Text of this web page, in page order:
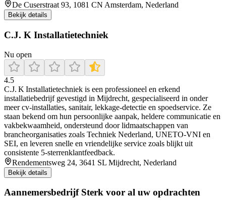
De Cuserstraat 93, 1081 CN Amsterdam, Nederland
Bekijk details
C.J. K Installatietechniek
Nu open
4.5
C.J. K Installatietechniek is een professioneel en erkend
installatiebedrijf gevestigd in Mijdrecht, gespecialiseerd in onder
meer cv‑installaties, sanitair, lekkage‑detectie en spoedservice. Ze
staan bekend om hun persoonlijke aanpak, heldere communicatie en
vakbekwaamheid, ondersteund door lidmaatschappen van
brancheorganisaties zoals Techniek Nederland, UNETO‑VNI en
SEI, en leveren snelle en vriendelijke service zoals blijkt uit
consistente 5‑sterrenklantfeedback.
Rendementsweg 24, 3641 SL Mijdrecht, Nederland
Bekijk details
Aannemersbedrijf Sterk voor al uw opdrachten